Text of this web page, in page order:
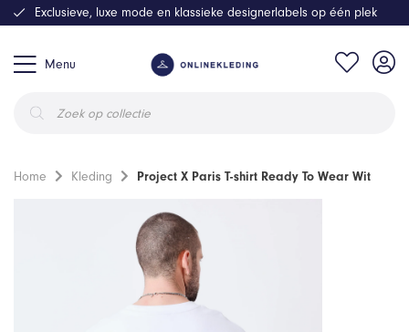
Menu
zoeken
Exclusieve, luxe mode en klassieke designerlabels op één plek
Home Kleding Project X Paris T-shirt Ready To Wear Wit